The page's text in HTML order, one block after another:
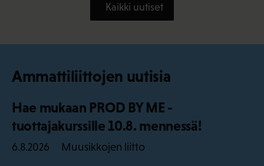
Kaikki uutiset
Ammattiliittojen uutisia
Hae mukaan PROD BY ME -
tuottajakurssille 10.8. mennessä!
6.8.2026 Muusikkojen liitto